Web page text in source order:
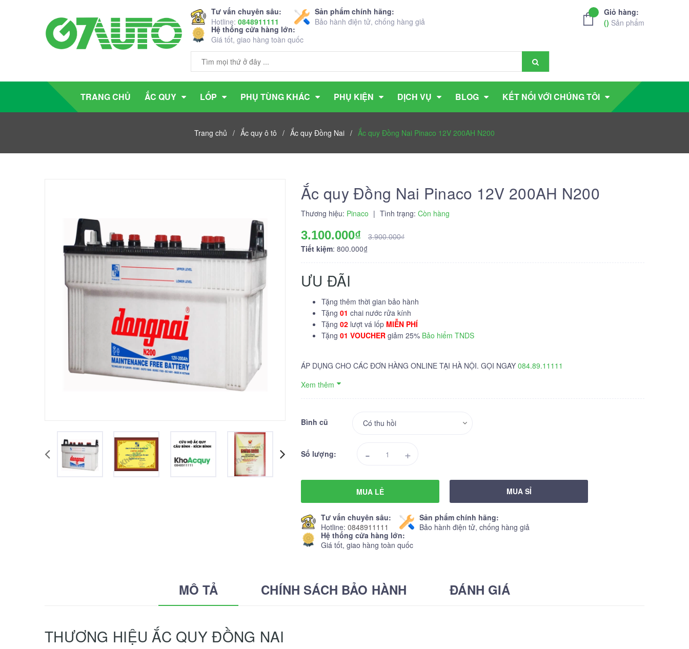
Tư vấn chuyên sâu:
Hotline: 0848911111
Sản phẩm chính hãng:
Bảo hành điện tử, chống hàng giả
Hệ thống cửa hàng lớn:
Giá tốt, giao hàng toàn quốc
Giỏ hàng:
() Sản phẩm
TRANG CHỦ ẮC QUY LỐP PHỤ TÙNG KHÁC PHỤ KIỆN DỊCH VỤ BLOG KẾT NỐI VỚI CHÚNG TÔI
Trang chủ / Ắc quy ô tô / Ắc quy Đồng Nai / Ắc quy Đồng Nai Pinaco 12V 200AH N200
Ắc quy Đồng Nai Pinaco 12V 200AH N200
Thương hiệu: Pinaco | Tình trạng: Còn hàng
3.100.000₫ 3.900.000₫
Tiết kiệm: 800.000₫
ƯU ĐÃI
Tặng thêm thời gian bảo hành
Tặng 01 chai nước rửa kính
Tặng 02 lượt vá lốp MIỄN PHÍ
Tặng 01 VOUCHER giảm 25% Bảo hiểm TNDS
ÁP DỤNG CHO CÁC ĐƠN HÀNG ONLINE TẠI HÀ NỘI. GỌI NGAY 084.89.11111
Xem thêm
Bình cũ
Số lượng: - +
MUA LẺ MUA SỈ
Tư vấn chuyên sâu:
Hotline: 0848911111
Sản phẩm chính hãng:
Bảo hành điện tử, chống hàng giả
Hệ thống cửa hàng lớn:
Giá tốt, giao hàng toàn quốc
MÔ TẢ CHÍNH SÁCH BẢO HÀNH ĐÁNH GIÁ
THƯƠNG HIỆU ẮC QUY ĐỒNG NAI